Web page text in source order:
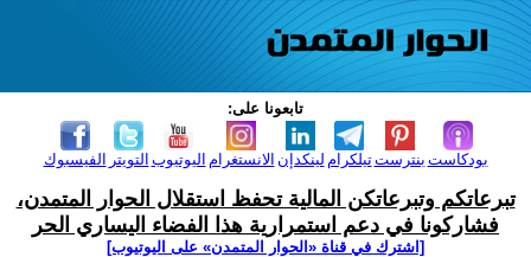
تابعونا على:
الفيسبوك التويتر اليوتيوب الانستغرام لينكدإن تيلكرامبنترست بودكاست
تبرعاتكم وتبرعاتكن المالية تحفظ استقلال الحوار المتمدن،
فشاركونا في دعم استمرارية هذا الفضاء اليساري الحر
[اشترك في قناة ‫«الحوار المتمدن» على اليوتيوب]